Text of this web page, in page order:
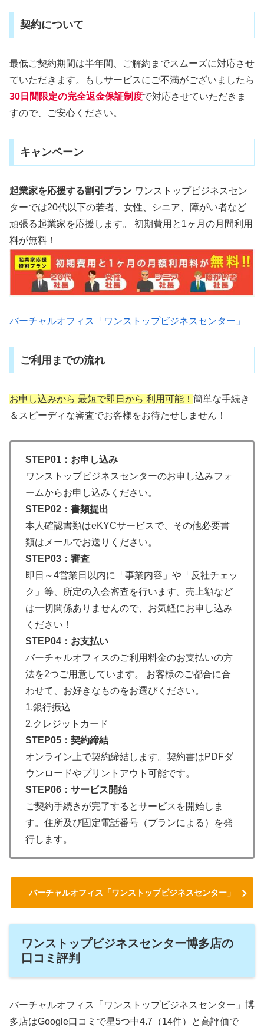
契約について
最低ご契約期間は半年間、ご解約までスムーズに対応させ
ていただきます。もしサービスにご不満がございましたら
30日間限定の完全返金保証制度で対応させていただきま
すので、ご安心ください。
キャンペーン
起業家を応援する割引プラン ワンストップビジネスセン
ターでは20代以下の若者、女性、シニア、障がい者など
頑張る起業家を応援します。 初期費用と1ヶ月の月間利用
料が無料！
バーチャルオフィス「ワンストップビジネスセンター」
ご利用までの流れ
お申し込みから 最短で即日から 利用可能！ 簡単な手続き
＆スピーディな審査でお客様をお待たせしません！
STEP01：お申し込み
ワンストップビジネスセンターのお申し込みフォ
ームからお申し込みください。
STEP02：書類提出
本人確認書類はeKYCサービスで、その他必要書
類はメールでお送りください。
STEP03：審査
即日～4営業日以内に「事業内容」や「反社チェッ
ク」等、所定の入会審査を行います。売上額など
は一切関係ありませんので、お気軽にお申し込み
ください！
STEP04：お支払い
バーチャルオフィスのご利用料金のお支払いの方
法を2つご用意しています。 お客様のご都合に合
わせて、お好きなものをお選びください。
1.銀行振込
2.クレジットカード
STEP05：契約締結
オンライン上で契約締結します。契約書はPDFダ
ウンロードやプリントアウト可能です。
STEP06：サービス開始
ご契約手続きが完了するとサービスを開始しま
す。住所及び固定電話番号（プランによる）を発
行します。
バーチャルオフィス「ワンストップビジネスセンター」
ワンストップビジネスセンター博多店の
口コミ評判
バーチャルオフィス「ワンストップビジネスセンター」博
多店はGoogle口コミで星5つ中4.7（14件）と高評価で